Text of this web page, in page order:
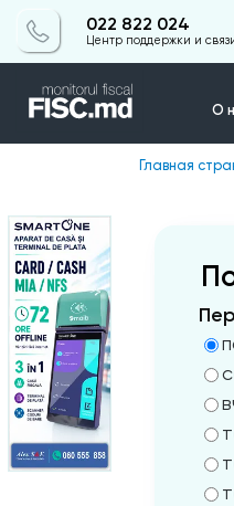
022 822 024
Центр поддержки и
О
Главная